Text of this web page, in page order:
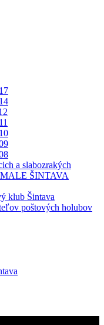
a slabozrakých
MALE ŠINTAVA
klub Šintava
poštových holubov